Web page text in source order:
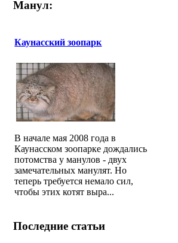
Манул:
Каунасский зоопарк
В начале мая 2008 года в
Каунасском зоопарке дождались
потомства у манулов - двух
замечательных манулят. Но
теперь требуется немало сил,
чтобы этих котят выра...
Последние статьи